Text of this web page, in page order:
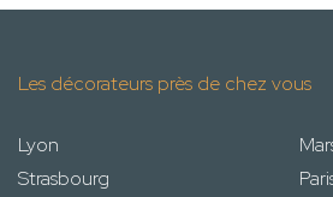
Les décorateurs près de chez vous
Lyon
Strasbourg